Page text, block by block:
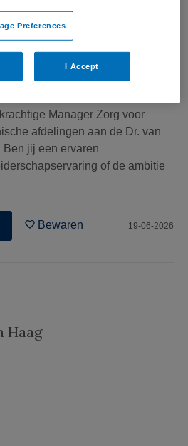
Manager Zorg voor
afdelingen aan de Dr. van
jij een ervaren
of de ambitie
Bewaren 19-06-2026
Haag
Preferences
I Accept